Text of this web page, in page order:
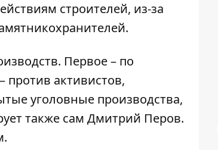
строителей, из-за
Первое – по
против активистов,
уголовные производства,
также сам Дмитрий Перов.